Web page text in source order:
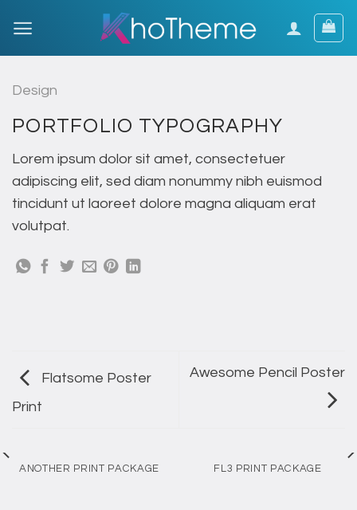
to
content
Design
PORTFOLIO TYPOGRAPHY
Lorem ipsum dolor sit amet, consectetuer
adipiscing elit, sed diam nonummy nibh euismod
tincidunt ut laoreet dolore magna aliquam erat
volutpat.
Flatsome Poster
Print
Awesome Pencil Poster
ANOTHER PRINT PACKAGE FL3 PRINT PACKAGE